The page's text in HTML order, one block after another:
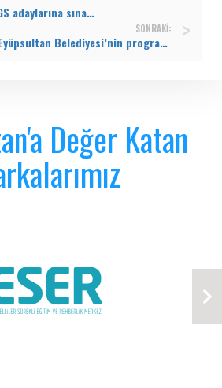
Eyüpsultan’da LGS adaylarına sınav stresini yönetme eğitimi
SONRAKI:
Eyüpsultan Belediyesi’nin programıyla Gülcan Babur 14 Kilo verdi
Değer Katan